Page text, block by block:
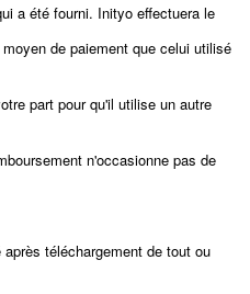
a été fourni. Inityo eﬀectuera le
de paiement que celui utilisé
part pour qu'il utilise un autre
n'occasionne pas de
téléchargement de tout ou